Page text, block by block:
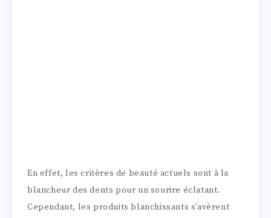
En effet, les critères de beauté actuels sont à la
blancheur des dents pour un sourire éclatant.
Cependant, les produits blanchissants s’avèrent